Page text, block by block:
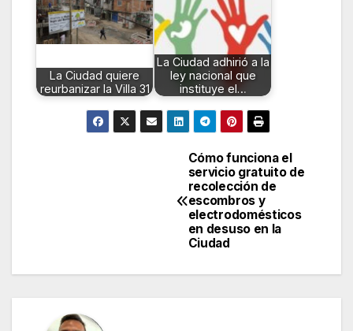
La Ciudad quiere
reurbanizar la Villa 31
La Ciudad adhirió a la
ley nacional que
instituye el…
Cómo funciona el
servicio gratuito de
recolección de
escombros y
electrodomésticos
en desuso en la
Ciudad